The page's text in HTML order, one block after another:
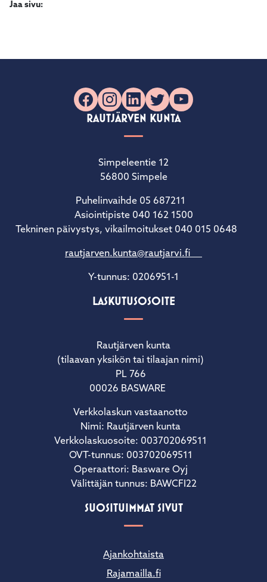
Jaa sivu:
Facebook
Instagram
LinkedIn
X YouTube
RAUTJÄRVEN KUNTA
Simpeleentie 12
56800 Simpele
Puhelinvaihde 05 687211
Asiointipiste 040 162 1500
Tekninen päivystys, vikailmoitukset 040 015 0648
rautjarven.kunta@rautjarvi.fi
Y-tunnus: 0206951-1
LASKUTUSOSOITE
Rautjärven kunta
(tilaavan yksikön tai tilaajan nimi)
PL 766
00026 BASWARE
Verkkolaskun vastaanotto
Nimi: Rautjärven kunta
Verkkolaskuosoite: 003702069511
OVT-tunnus: 003702069511
Operaattori: Basware Oyj
Välittäjän tunnus: BAWCFI22
SUOSITUIMMAT SIVUT
Ajankohtaista
Rajamailla.fi